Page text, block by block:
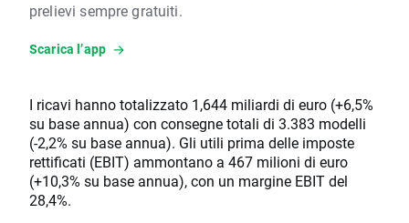
prelievi sempre gratuiti.
Scarica l’app
I ricavi hanno totalizzato 1,644 miliardi di euro (+6,5%
su base annua) con consegne totali di 3.383 modelli
(-2,2% su base annua). Gli utili prima delle imposte
rettificati (EBIT) ammontano a 467 milioni di euro
(+10,3% su base annua), con un margine EBIT del
28,4%.